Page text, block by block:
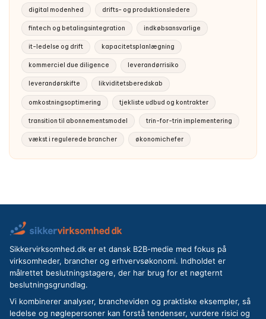
digital modenhed drifts- og produktionsledere
fintech og betalingsintegration indkøbsansvarlige
it-ledelse og drift kapacitetsplanlægning
kommerciel due diligence leverandørrisiko
leverandørskifte likviditetsberedskab
omkostningsoptimering tjekliste udbud og kontrakter
transition til abonnementsmodel trin-for-trin implementering
vækst i regulerede brancher økonomichefer
Sikkervirksomhed.dk er et dansk B2B-medie med fokus på
virksomheder, brancher og erhvervsøkonomi. Indholdet er
målrettet beslutningstagere, der har brug for et nøgternt
beslutningsgrundlag.
Vi kombinerer analyser, brancheviden og praktiske eksempler, så
ledelse og nøglepersoner kan forstå tendenser, vurdere risici og